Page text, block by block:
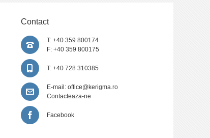
Contact
T: +40 359 800174
F: +40 359 800175
T: +40 728 310385
E-mail: office@kerigma.ro
Contacteaza-ne
Facebook